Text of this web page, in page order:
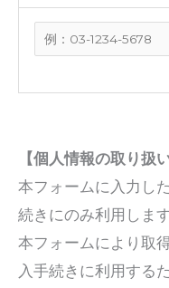
【個人情報の取り扱
本フォームに入力し
続きにのみ利用します
本フォームにより取
入手続きに利用する